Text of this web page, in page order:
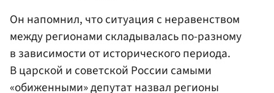
Он напомнил, что ситуация с неравенством
между регионами складывалась по-разному
в зависимости от исторического периода.
В царской и советской России самыми
«обиженными» депутат назвал регионы